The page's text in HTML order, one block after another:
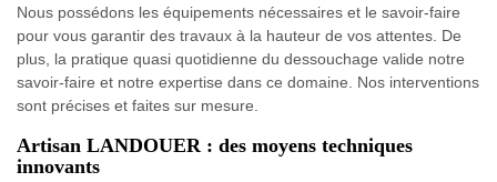
Nous possédons les équipements nécessaires et le savoir-faire
pour vous garantir des travaux à la hauteur de vos attentes. De
plus, la pratique quasi quotidienne du dessouchage valide notre
savoir-faire et notre expertise dans ce domaine. Nos interventions
sont précises et faites sur mesure.
Artisan LANDOUER : des moyens techniques
innovants